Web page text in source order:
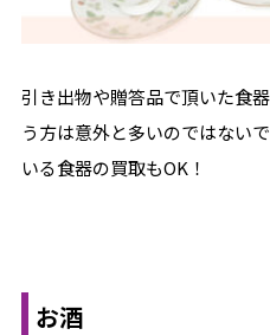
引き出物や贈答品で頂いた食
う方は意外と多いのではない
いる食器の買取もOK！
お酒